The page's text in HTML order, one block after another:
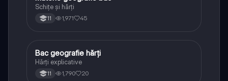
Schițe și hărți
11 1,971 45
Geografie
Bac geografie hărți
Hărți explicative
11 1,790 20